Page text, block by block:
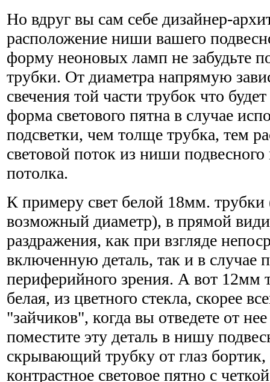
Но вдруг вы сам себе дизайнер-
расположение ниши вашего
форму неоновых ламп не забудьте
трубки. От диаметра напрямую
свечения той части трубок что
форма светового пятна в случае
подсветки, чем толще трубка, тем
световой поток из ниши подвесного
потолка.
К примеру свет белой 18мм.
возможный диаметр), в прямой
раздражения, как при взгляде
включенную деталь, так и в случае
периферийного зрения. А вот 12мм
белая, из цветного стекла, скорее
"зайчиков", когда вы отведете от
поместите эту деталь в нишу
скрывающий трубку от глаз
контрастное световое пятно с